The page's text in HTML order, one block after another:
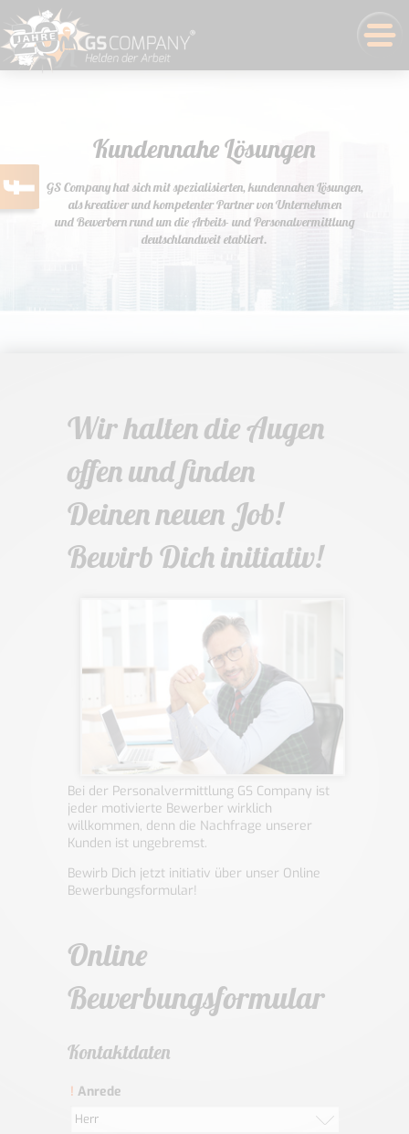
Kundennahe Lösungen
GS Company hat sich mit spezialisierten, kundennahen Lösungen,
als kreativer und kompetenter Partner von Unternehmen
und Bewerbern rund um die Arbeits- und Personalvermittlung
deutschlandweit etabliert.
Wir halten die Augen
offen und finden
Deinen neuen Job!
Bewirb Dich initiativ!
Bei der Personalvermittlung GS Company ist
jeder motivierte Bewerber wirklich
willkommen, denn die Nachfrage unserer
Kunden ist ungebremst.
Bewirb Dich jetzt initiativ über unser Online
Bewerbungsformular!
Online
Bewerbungsformular
Kontaktdaten
! Anrede
Herr